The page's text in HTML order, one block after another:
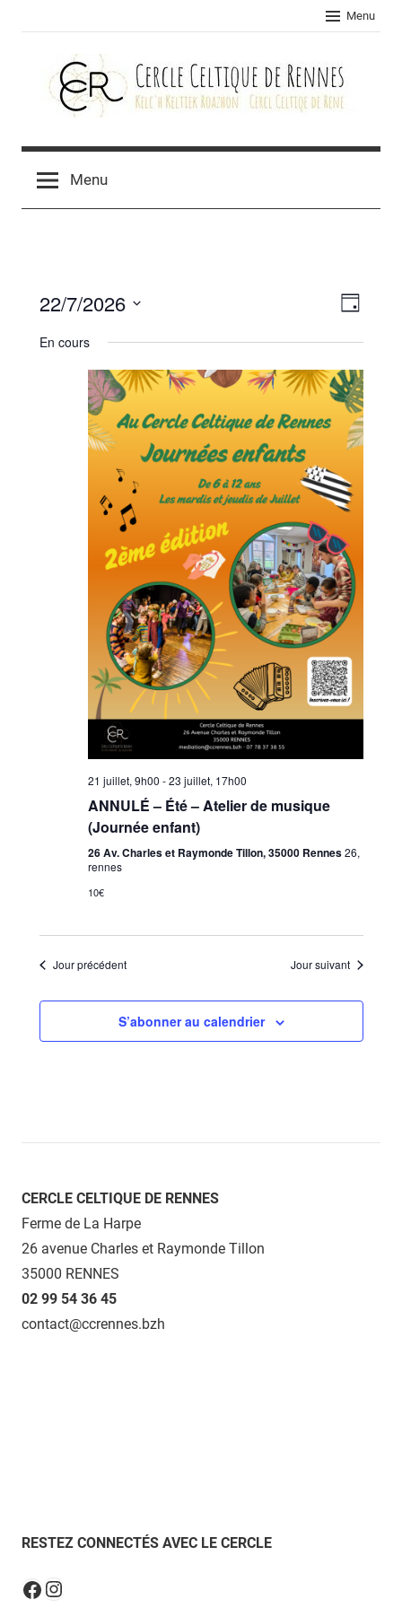
Menu
Cercle
celtique
Menu
par
Jour
22/7/2026
En cours
21 juillet, 9h00 -23 juillet, 17h00
ANNULÉ – Été – Atelier de musique
(Journée enfant)
26 Av. Charles et Raymonde Tillon, 35000 Rennes26,
rennes
10€
Jour précédent Jour suivant
S’abonner au calendrier
CERCLE CELTIQUE DE RENNES
Ferme de La Harpe
26 avenue Charles et Raymonde Tillon
35000 RENNES
02 99 54 36 45
contact@ccrennes.bzh
RESTEZ CONNECTÉS AVEC LE CERCLE
Facebook
Instagram